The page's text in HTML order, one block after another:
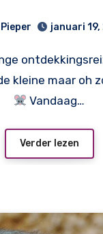
Pieper januari
kleine maar oh
Vandaag…
Verder lezen